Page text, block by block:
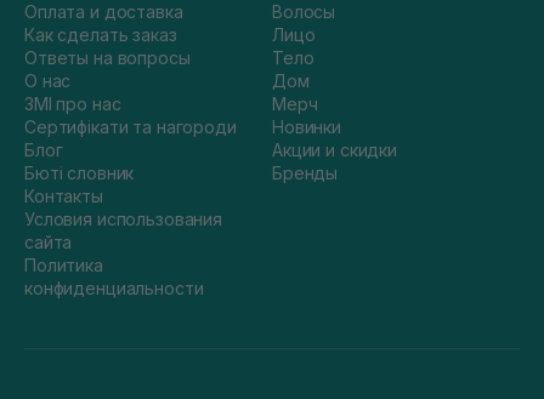
Оплата и доставка
Как сделать заказ
Ответы на вопросы
О нас
ЗМІ про нас
Сертифікати та нагороди
Блог
Бюті словник
Контакты
Условия использования
сайта
Политика
конфиденциальности
Волосы
Лицо
Тело
Дом
Мерч
Новинки
Акции и скидки
Бренды